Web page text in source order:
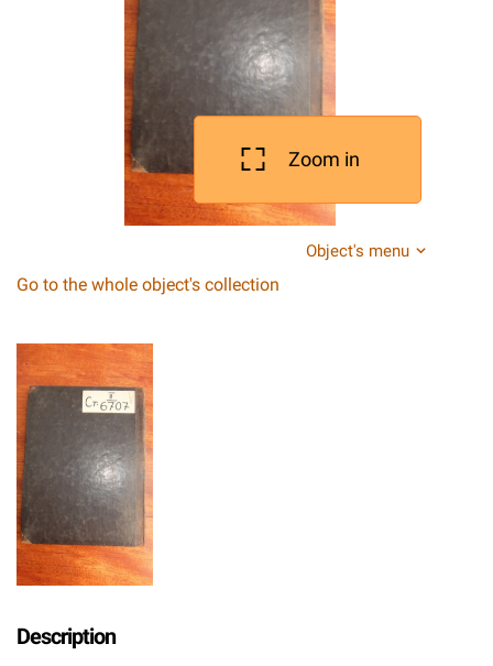
Zoom in
Object's menu
Go to the whole object's collection
Description